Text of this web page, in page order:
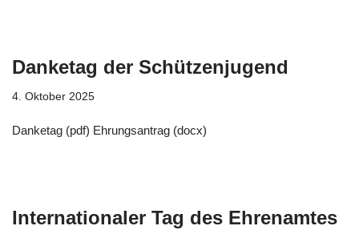
Danketag der Schützenjugend
4. Oktober 2025
Danketag (pdf) Ehrungsantrag (docx)
Internationaler Tag des Ehrenamtes